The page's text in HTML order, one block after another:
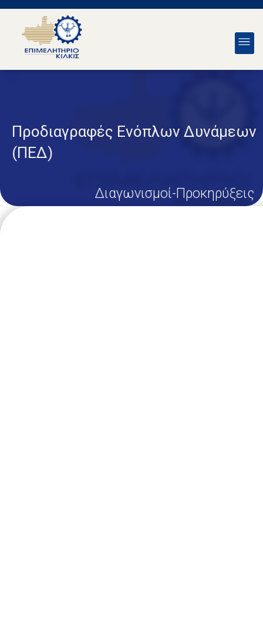
Προδιαγραφές Ενόπλων Δυνάμεων
(ΠΕΔ)
Διαγωνισμοί-Προκηρύξεις